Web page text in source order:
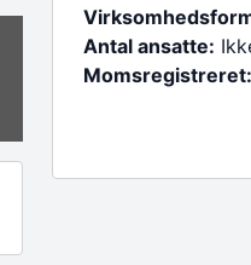
Antal ansatte:
Momsregistreret: